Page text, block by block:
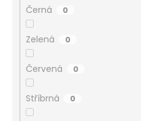
Černá 0
Zelená 0
Červená 0
Stříbrná 0